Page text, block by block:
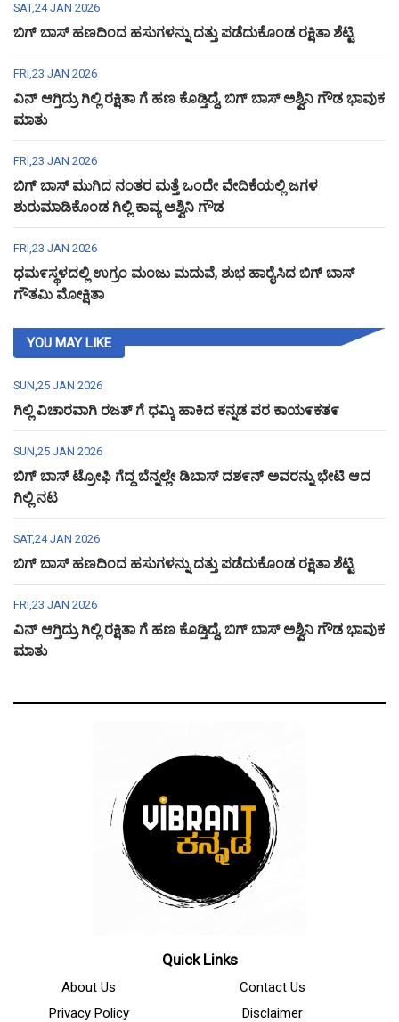
SAT,24 JAN 2026
ಬಿಗ್ ಬಾಸ್ ಹಣದಿಂದ ಹಸುಗಳನ್ನು ದತ್ತು ಪಡೆದುಕೊಂಡ ರಕ್ಷಿತಾ ಶೆಟ್ಟಿ
FRI,23 JAN 2026
ವಿನ್ ಆಗ್ತಿದ್ರು ಗಿಲ್ಲಿ ರಕ್ಷಿತಾ ಗೆ ಹಣ ಕೊಡ್ತಿದ್ದೆ, ಬಿಗ್ ಬಾಸ್ ಅಶ್ವಿನಿ ಗೌಡ ಭಾವುಕ
ಮಾತು
FRI,23 JAN 2026
ಬಿಗ್ ಬಾಸ್ ಮುಗಿದ ನಂತರ ಮತ್ತೆ ಒಂದೇ ವೇದಿಕೆಯಲ್ಲಿ ಜಗಳ
ಶುರುಮಾಡಿಕೊಂಡ ಗಿಲ್ಲಿ ಕಾವ್ಯ ಅಶ್ವಿನಿ ಗೌಡ
FRI,23 JAN 2026
ಧಮ೯ಸ್ಥಳದಲ್ಲಿ ಉಗ್ರಂ ಮಂಜು ಮದುವೆ, ಶುಭ ಹಾರೈಸಿದ ಬಿಗ್ ಬಾಸ್
ಗೌತಮಿ ಮೋಕ್ಷಿತಾ
YOU MAY LIKE
SUN,25 JAN 2026
ಗಿಲ್ಲಿ ವಿಚಾರವಾಗಿ ರಜತ್ ಗೆ ಧಮ್ಕಿ ಹಾಕಿದ ಕನ್ನಡ ಪರ ಕಾಯ೯ಕತ೯
SUN,25 JAN 2026
ಬಿಗ್ ಬಾಸ್ ಟ್ರೋಫಿ ಗೆದ್ದ ಬೆನ್ನಲ್ಲೇ ಡಿಬಾಸ್ ದಶ೯ನ್ ಅವರನ್ನು ಭೇಟಿ ಆದ
ಗಿಲ್ಲಿ ನಟ
SAT,24 JAN 2026
ಬಿಗ್ ಬಾಸ್ ಹಣದಿಂದ ಹಸುಗಳನ್ನು ದತ್ತು ಪಡೆದುಕೊಂಡ ರಕ್ಷಿತಾ ಶೆಟ್ಟಿ
FRI,23 JAN 2026
ವಿನ್ ಆಗ್ತಿದ್ರು ಗಿಲ್ಲಿ ರಕ್ಷಿತಾ ಗೆ ಹಣ ಕೊಡ್ತಿದ್ದೆ, ಬಿಗ್ ಬಾಸ್ ಅಶ್ವಿನಿ ಗೌಡ ಭಾವುಕ
ಮಾತು
Quick Links
About Us
Contact Us
Privacy Policy
Disclaimer